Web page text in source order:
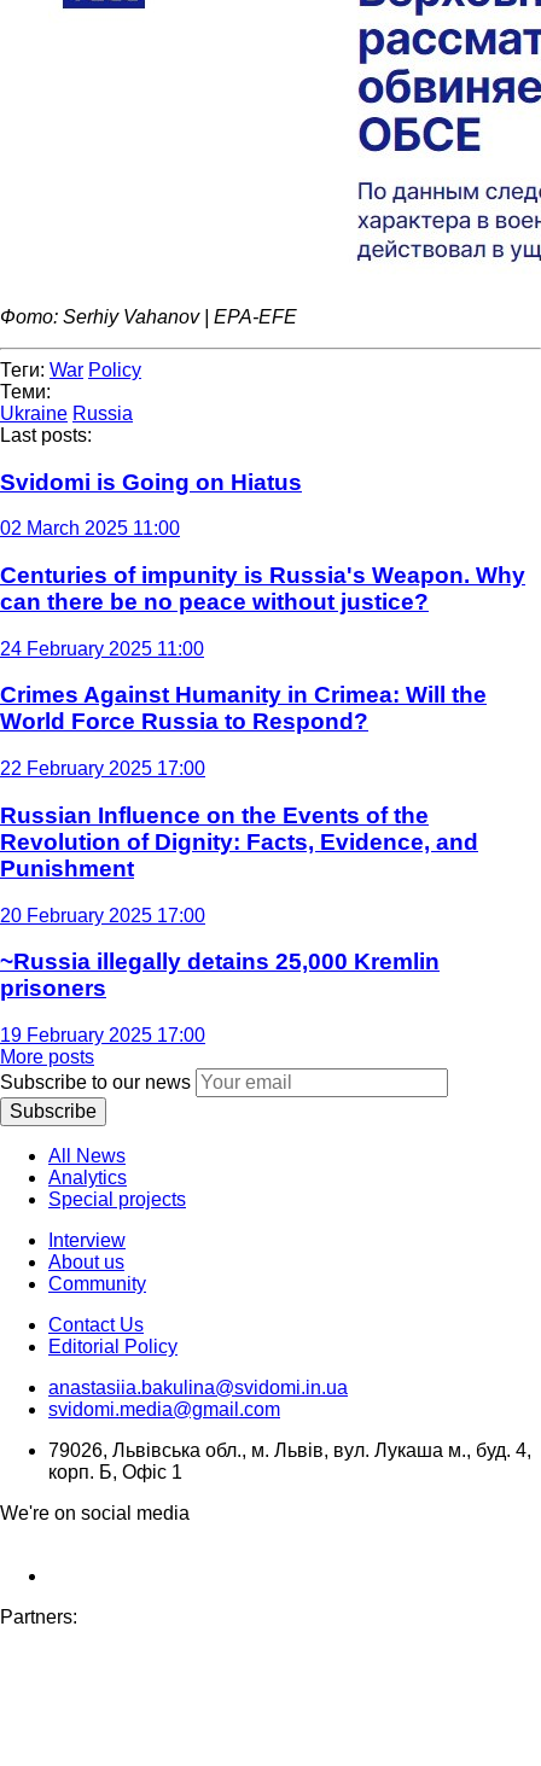
Фото: Serhiy Vahanov | EPA-EFE
Теги: War Policy
Теми:
Ukraine Russia
Last posts:
Svidomi is Going on Hiatus
02 March 2025 11:00
Centuries of impunity is Russia's Weapon. Why
can there be no peace without justice?
24 February 2025 11:00
Crimes Against Humanity in Crimea: Will the
World Force Russia to Respond?
22 February 2025 17:00
Russian Influence on the Events of the
Revolution of Dignity: Facts, Evidence, and
Punishment
20 February 2025 17:00
~Russia illegally detains 25,000 Kremlin
prisoners
19 February 2025 17:00
More posts
Subscribe to our news
Subscribe
All News
Analytics
Special projects
Interview
About us
Community
Contact Us
Editorial Policy
anastasiia.bakulina@svidomi.in.ua
svidomi.media@gmail.com
79026, Львівська обл., м. Львів, вул. Лукаша м., буд. 4,
корп. Б, Офіс 1
We're on social media
Partners: